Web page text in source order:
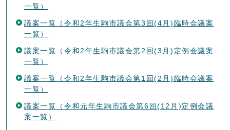
一覧）
議案一覧（令和2年生駒市議会第3回(4月)臨時会議案
一覧）
議案一覧（令和2年生駒市議会第2回(3月)定例会議案
一覧）
議案一覧（令和2年生駒市議会第1回(2月)臨時会議案
一覧）
議案一覧（令和元年生駒市議会第6回(12月)定例会議
案一覧）